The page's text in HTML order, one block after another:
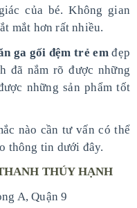
của bé. Không gian
mắt hơn rất nhiều.
ga gối đệm trẻ emđẹp
đã nắm rõ được những
những sản phẩm tốt
nào cần tư vấn có thể
thông tin dưới đây.
THÚY HẠNH
A, Quận 9